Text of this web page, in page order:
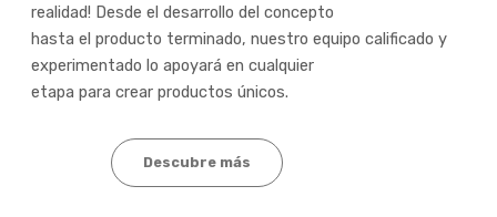
realidad! Desde el desarrollo del concepto
hasta el producto terminado, nuestro equipo calificado y
experimentado lo apoyará en cualquier
etapa para crear productos únicos.
Descubre más